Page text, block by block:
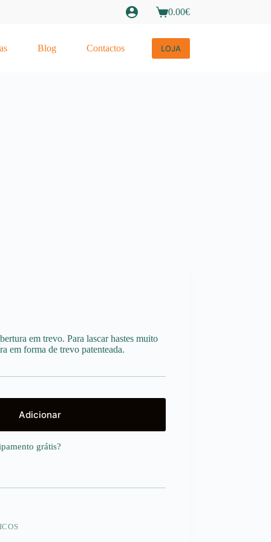
Carrinho
compras
0.00€
Blog Contactos LOJA
em trevo. Para lascar hastes muito
em forma de trevo patenteada.
Adicionar
grátis?